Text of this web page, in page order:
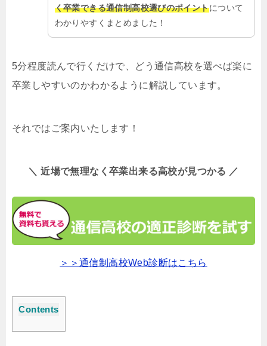
く卒業できる通信制高校選びのポイントについて
わかりやすくまとめました！
5分程度読んで行くだけで、どう通信高校を選べば楽に
卒業しやすいのかわかるように解説しています。
それではご案内いたします！
＼ 近場で無理なく卒業出来る高校が見つかる ／
＞＞通信制高校Web診断はこちら
Contents